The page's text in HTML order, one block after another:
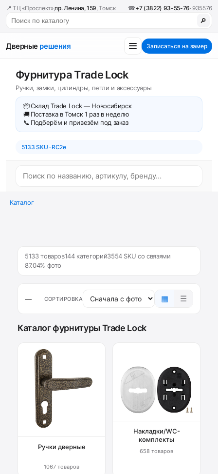
📍 ТЦ «Проспект»,пр. Ленина, 159, Томск ☎+7 (3822) 93-55-76· 935576
🔎
Дверные решения Записаться на замер
Фурнитура Trade Lock
Ручки, замки, цилиндры, петли и аксессуары
📦Склад Trade Lock — Новосибирск
🚚 Поставка в Томск 1 раз в неделю
📞 Подберём и привезём под заказ
5133 SKU · RC2e
Каталог
5133 товаров144 категорий3554 SKU со связями
87.04% фото
— СОРТИРОВКА ▦ ☰
Каталог фурнитуры Trade Lock
Ручки дверные
1067 товаров
Накладки/WC-
комплекты
658 товаров